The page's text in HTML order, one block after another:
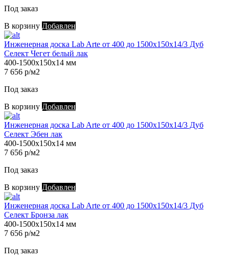
Под заказ
В корзину Добавлен
Инженерная доска Lab Arte от 400 до 1500х150х14/3 Дуб
Селект Чегет белый лак
400-1500х150х14 мм
7 656 р/м2
Под заказ
В корзину Добавлен
Инженерная доска Lab Arte от 400 до 1500х150х14/3 Дуб
Селект Эбен лак
400-1500х150х14 мм
7 656 р/м2
Под заказ
В корзину Добавлен
Инженерная доска Lab Arte от 400 до 1500х150х14/3 Дуб
Селект Бронза лак
400-1500х150х14 мм
7 656 р/м2
Под заказ